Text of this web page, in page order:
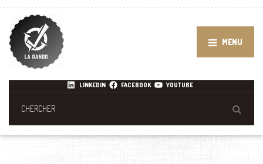
MENU
LINKEDIN FACEBOOK YOUTUBE